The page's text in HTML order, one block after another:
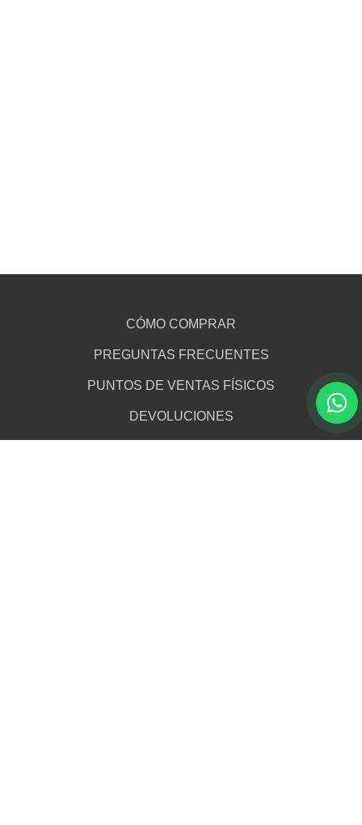
CÓMO COMPRAR
PREGUNTAS FRECUENTES
PUNTOS DE VENTAS FÍSICOS
DEVOLUCIONES